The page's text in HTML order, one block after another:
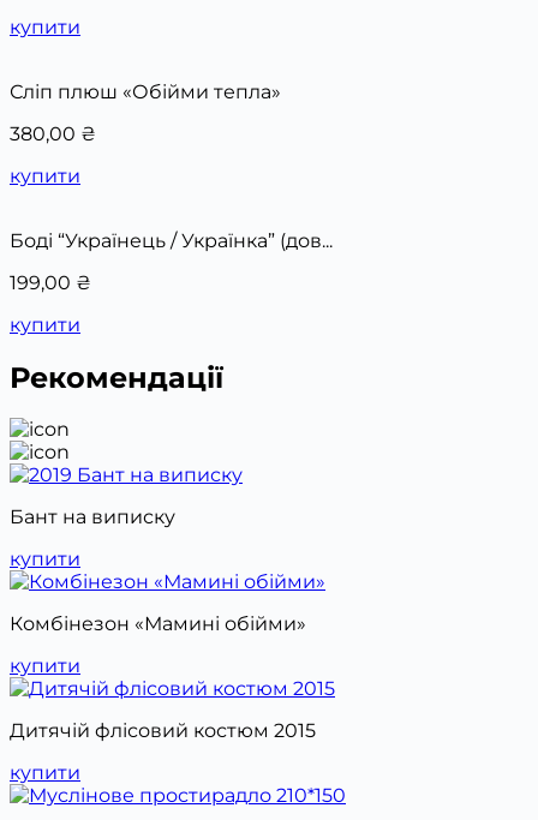
купити
Сліп плюш «Обійми тепла»
380,00 ₴
купити
Боді “Українець / Українка” (дов...
199,00 ₴
купити
Рекомендації
Бант на виписку
купити
Комбінезон «Мамині обійми»
купити
Дитячій флісовий костюм 2015
купити